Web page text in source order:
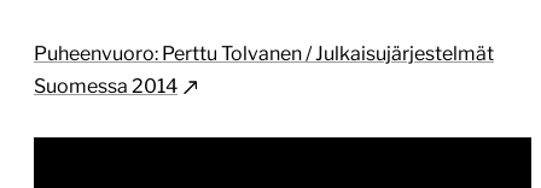
Puheenvuoro: Perttu Tolvanen / Julkaisujärjestelmät
Suomessa 2014